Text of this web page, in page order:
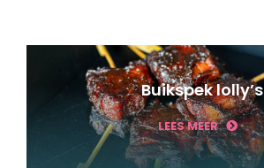
Buikspek lolly’s
LEES MEER